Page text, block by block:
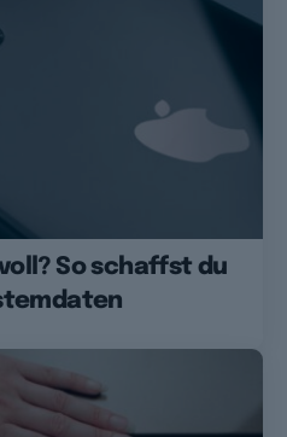
So schaffst du